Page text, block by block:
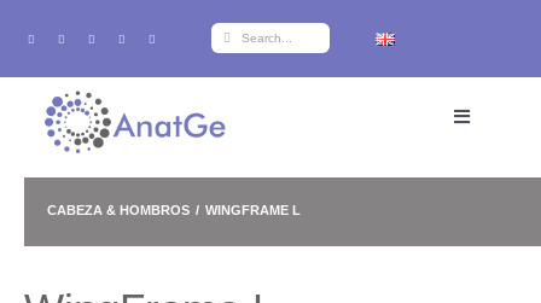
contenido
Buscar:
Toggle
CABEZA & HOMBROS WINGFRAME L